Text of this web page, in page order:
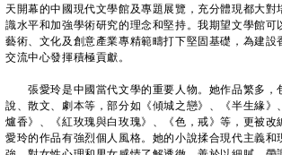
天開幕的中國現代文學館及專題展覽，充分體現都大對
識水平和加強學術研究的理念和堅持。我期望文學館可
藝術、文化及創意產業專精範疇打下堅固基礎，為建設
交流中心發揮積極貢獻。
張愛玲是中國當代文學的重要人物。她作品繁多，
說、散文、劇本等，部分如《傾城之戀》、《半生緣》
爐香》、《紅玫瑰與白玫瑰》、《色，戒》等，更被改
愛玲的作品有強烈個人風格。她的小說揉合現代主義和